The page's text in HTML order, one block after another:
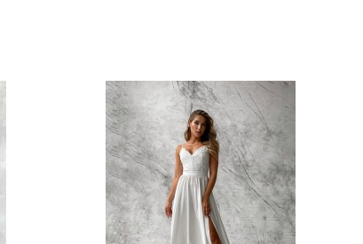
+8 900 р.
Короткое голубое вечернее
платье с короткими
рукавами
+11 900 р.